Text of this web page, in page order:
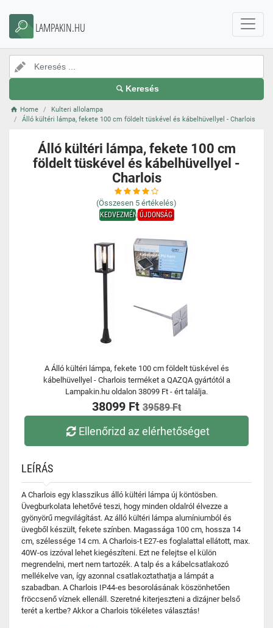
LAMPAKIN.HU
Keresés
Home
Kulteri allolampa
Álló kültéri lámpa, fekete 100 cm földelt tüskével és kábelhüvellyel - Charlois
Álló kültéri lámpa, fekete 100 cm
földelt tüskével és kábelhüvellyel -
Charlois
(Összesen 5 értékelés)
KEDVEZMÉNYÚJDONSÁG
A Álló kültéri lámpa, fekete 100 cm földelt tüskével és
kábelhüvellyel - Charlois terméket a QAZQA gyártótól a
Lampakin.hu oldalon 38099 Ft - ért találja.
38099 Ft 39589 Ft
Ellenőrizd az elérhetőséget
LEÍRÁS
A Charlois egy klasszikus álló kültéri lámpa új köntösben.
Üvegburkolata lehetővé teszi, hogy minden oldalról élvezze a
gyönyörű megvilágítást. Az álló kültéri lámpa alumíniumból és
üvegből készült, fekete színben. Magassága 100 cm, hossza 14
cm, szélessége 14 cm. A Charlois-t E27-es foglalattal ellátott, max.
40W-os izzóval lehet kiegészíteni. Ezt ne felejtse el külön
megrendelni, mert nem tartozék. A talp és a kábelcsatlakozó
mellékelve van, így azonnal csatlakoztathatja a lámpát a
szabadban. A Charlois IP44-es besorolásának köszönhetően
fröccsenő víznek ellenáll. Szeretné kiterjeszteni a dizájner belső
terét a kertbe? Akkor a Charlois tökéletes választás!